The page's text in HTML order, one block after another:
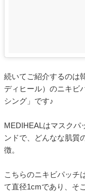
続いてご紹介するのは
ディヒール）のニキビ
シング」です♪
MEDIHEALはマスクパ
ンドで、どんなな肌質
徴。
こちらのニキビパッチ
て直径1cmであり、そ